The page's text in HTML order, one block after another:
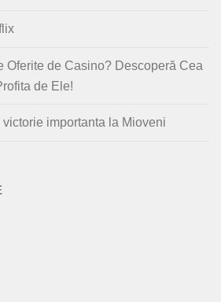
Oferite de Casino? Descoperă Cea
de Ele!
importanta la Mioveni